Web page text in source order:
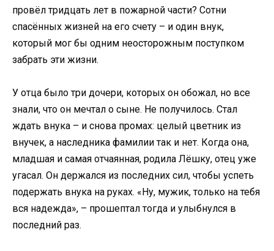
провёл тридцать лет в пожарной части? Сотни
спасённых жизней на его счету – и один внук,
который мог бы одним неосторожным поступком
забрать эти жизни.
У отца было три дочери, которых он обожал, но все
знали, что он мечтал о сыне. Не получилось. Стал
ждать внука – и снова промах: целый цветник из
внучек, а наследника фамилии так и нет. Когда она,
младшая и самая отчаянная, родила Лёшку, отец уже
угасал. Он держался из последних сил, чтобы успеть
подержать внука на руках. «Ну, мужик, только на тебя
вся надежда», – прошептал тогда и улыбнулся в
последний раз.